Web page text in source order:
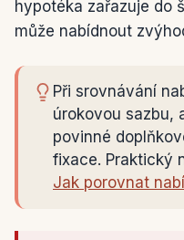
hypotéka zařazuje do
může nabídnout
Při srovnávání
úrokovou sazbu,
povinné
fixace. Praktický
Jak porovnat